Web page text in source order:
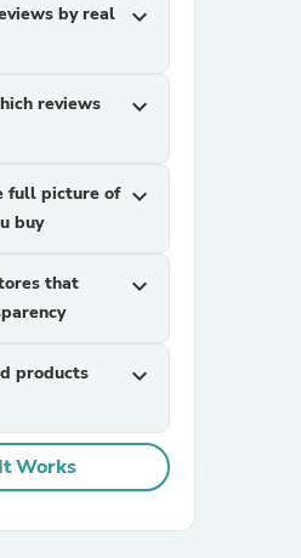
by real
expand_more
reviews
expand_more
full picture of
buy
expand_more
that
expand_more
products
expand_more
Works